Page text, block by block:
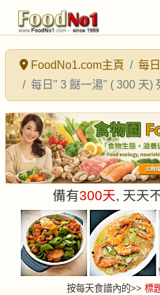
FoodNo1.com主頁
每
每日" 3 餸一湯" ( 300 天)
備有300天, 天天
按每天食譜內的>> 標